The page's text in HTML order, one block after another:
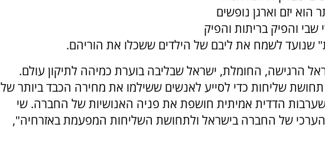
הוא יזם וארגן נופשים
והפיק בריתות והפיק
שנועד לשמח את ליבם של הילדים ששכלו את הוריהם.
הרגישה, החומלת, ישראל שבליבה בוערת כמיהה לתיקון עולם.
תחושת שליחות כדי לסייע לאנשים ששילמו את מחירה הכבד ביותר של
הדדית אמיתית חושפת את פניה האנושיות של החברה. שי
של החברה בישראל ולתחושת השליחות המפעמת באזרחיה",